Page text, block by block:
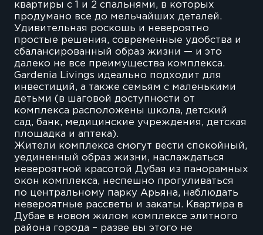
квартиры с 1 и 2 спальнями, в которых
продумано все до мельчайших деталей.
Удивительная роскошь и невероятно
простые решения, современные удобства и
сбалансированный образ жизни — и это
далеко не все преимущества комплекса.
Gardenia Livings идеально подходит для
инвестиций, а также семьям с маленькими
детьми (в шаговой доступности от
комплекса расположены школа, детский
сад, банк, медицинские учреждения, детская
площадка и аптека).
Жители комплекса смогут вести спокойный,
уединенный образ жизни, наслаждаться
невероятной красотой Дубая из панорамных
окон комплекса, неспешно прогуливаться
по центральному парку Арьяна, наблюдать
невероятные рассветы и закаты. Квартира в
Дубае в новом жилом комплексе элитного
района города – разве вы этого не